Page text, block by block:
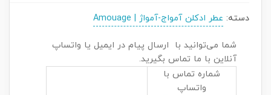
دسته: عطر ادکلن آمواج-آمواژ | Amouage
شما می‌توانید با ارسال پیام در ایمیل یا واتساپ
آنلاین با ما تماس بگیرید.
شماره تماس با
واتساپ